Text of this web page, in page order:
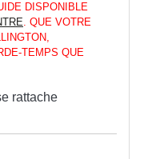
DISPONIBLE
. QUE VOTRE
TEMPS QUE
rattache
le